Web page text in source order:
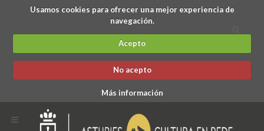
Usamos cookies para ofrecer una mejor experiencia de
navegación.
Acepto
No acepto
Más información